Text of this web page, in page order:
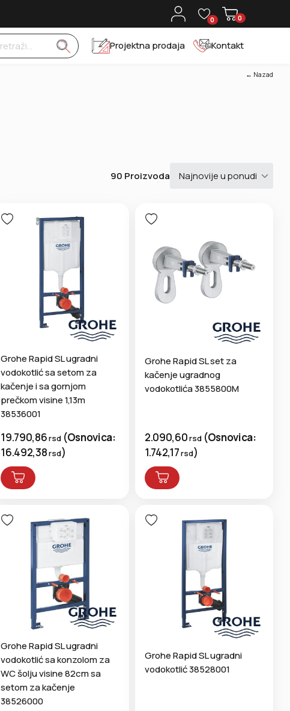
0 0
Projektna prodaja Kontakt
← Nazad
90
Grohe Rapid SL ugradni
vodokotlić sa setom za
kačenje i sa gornjom
prečkom visine 1,13m
38536001
19.790,86rsd (Osnovica:
16.492,38rsd)
Grohe Rapid SL set za
kačenje ugradnog
vodokotlića 3855800M
2.090,60rsd (Osnovica:
1.742,17rsd)
Grohe Rapid SL ugradni
vodokotlić sa konzolom za
WC šolju visine 82cm sa
setom za kačenje
38526000
Grohe Rapid SL ugradni
vodokotlić 38528001